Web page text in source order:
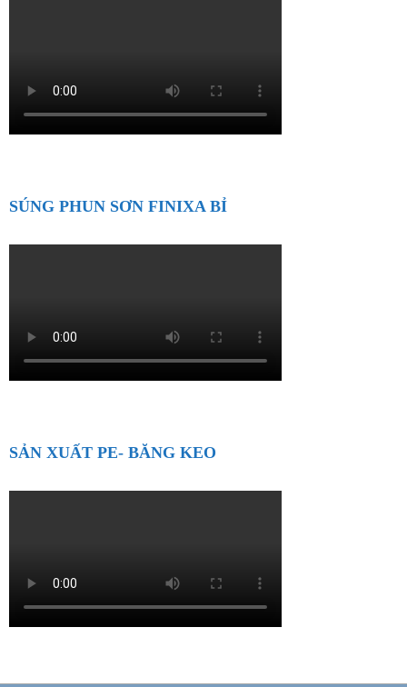
SÚNG PHUN SƠN FINIXA BỈ
SẢN XUẤT PE- BĂNG KEO